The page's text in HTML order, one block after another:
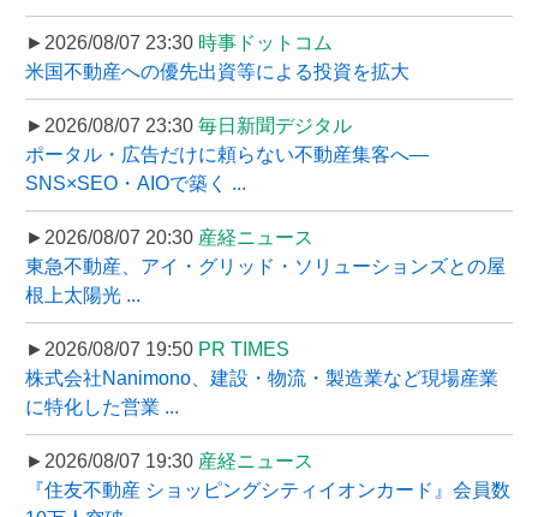
►2026/08/07 23:30 時事ドットコム
米国不動産への優先出資等による投資を拡大
►2026/08/07 23:30 毎日新聞デジタル
ポータル・広告だけに頼らない不動産集客へ―
SNS×SEO・AIOで築く ...
►2026/08/07 20:30 産経ニュース
東急不動産、アイ・グリッド・ソリューションズとの屋
根上太陽光 ...
►2026/08/07 19:50 PR TIMES
株式会社Nanimono、建設・物流・製造業など現場産業
に特化した営業 ...
►2026/08/07 19:30 産経ニュース
『住友不動産 ショッピングシティイオンカード』会員数